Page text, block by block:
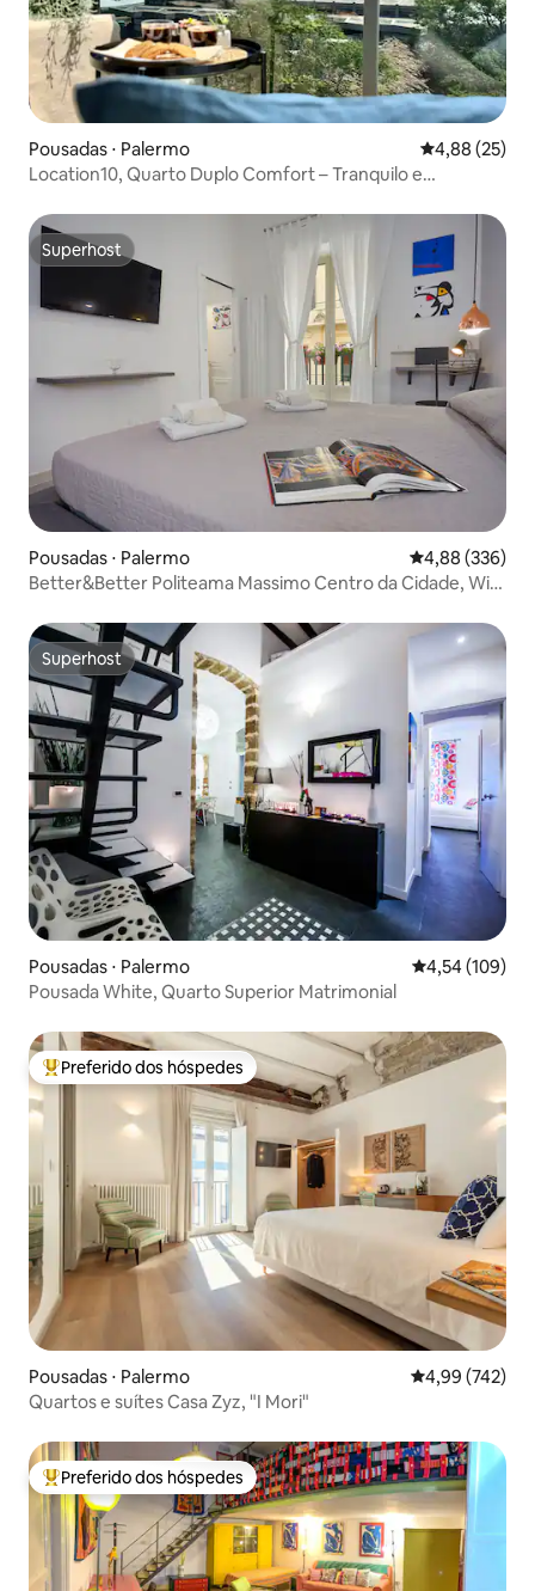
Pousadas ⋅ Palermo 4,88 de uma
4,88 (25)
Location10, Quarto Duplo Comfort – Tranquilo e
Superhost
Superhost
Pousadas ⋅ Palermo 4,88 de uma
4,88 (336)
Better&Better Politeama Massimo Centro da Cidade, Wi-
Superhost
Superhost
Pousadas ⋅ Palermo 4,54 de uma
4,54 (109)
Pousada White, Quarto Superior Matrimonial
Entre os melhores preferidos dos hóspedes
Preferido dos hóspedes
Pousadas ⋅ Palermo 4,99 de uma
4,99 (742)
Quartos e suítes Casa Zyz, "I Mori"
Entre os melhores preferidos dos hóspedes
Preferido dos hóspedes